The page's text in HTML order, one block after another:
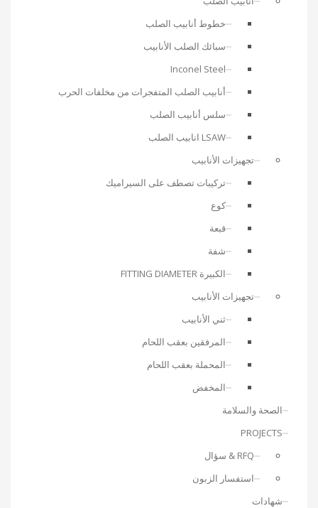
خطوط أنابيب الصلب
سبائك الصلب الأنابيب
Inconel Steel
أنابيب الصلب المتفجرات من مخلفات الحرب
سلس أنابيب الصلب
LSAW انابيب الصلب
تجهيزات الأنابيب
تركيبات تصطف على السيراميك
كوع
قبعة
شفة
الكبيرة FITTING DIAMETER
تجهيزات الأنابيب
ثني الأنابيب
المرفقين بعقب اللحام
المحملة بعقب اللحام
المخفض
الصحة والسلامة
PROJECTS
RFQ & سؤال
استفسار الزبون
شهادات